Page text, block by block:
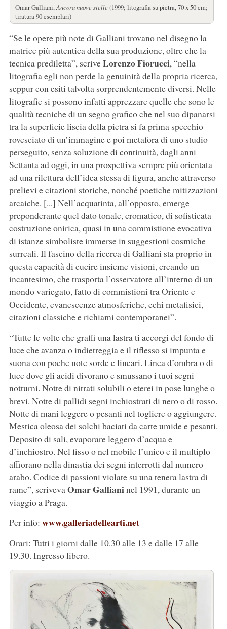
Omar Galliani,Ancora nuove stelle (1999; litografia su pietra, 70 x 50 cm;
tiratura 90 esemplari)
“Se le opere più note di Galliani trovano nel disegno la
matrice più autentica della sua produzione, oltre che la
tecnica prediletta”, scriveLorenzo Fiorucci, “nella
litografia egli non perde la genuinità della propria ricerca,
seppur con esiti talvolta sorprendentemente diversi. Nelle
litografie si possono infatti apprezzare quelle che sono le
qualità tecniche di un segno grafico che nel suo dipanarsi
tra la superficie liscia della pietra si fa prima specchio
rovesciato di un’immagine e poi metafora di uno studio
perseguito, senza soluzione di continuità, dagli anni
Settanta ad oggi, in una prospettiva sempre più orientata
ad una rilettura dell’idea stessa di figura, anche attraverso
prelievi e citazioni storiche, nonché poetiche mitizzazioni
arcaiche. [...] Nell’acquatinta, all’opposto, emerge
preponderante quel dato tonale, cromatico, di sofisticata
costruzione onirica, quasi in una commistione evocativa
di istanze simboliste immerse in suggestioni cosmiche
surreali. Il fascino della ricerca di Galliani sta proprio in
questa capacità di cucire insieme visioni, creando un
incantesimo, che trasporta l’osservatore all’interno di un
mondo variegato, fatto di commistioni tra Oriente e
Occidente, evanescenze atmosferiche, echi metafisici,
citazioni classiche e richiami contemporanei”.
“Tutte le volte che graffi una lastra ti accorgi del fondo di
luce che avanza o indietreggia e il riflesso si impunta e
suona con poche note sorde e lineari. Linea d’ombra o di
luce dove gli acidi divorano e smussano i tuoi segni
notturni. Notte di nitrati solubili o eterei in pose lunghe o
brevi. Notte di pallidi segni inchiostrati di nero o di rosso.
Notte di mani leggere o pesanti nel togliere o aggiungere.
Mestica oleosa dei solchi baciati da carte umide e pesanti.
Deposito di sali, evaporare leggero d’acqua e
d’inchiostro. Nel fisso o nel mobile l’unico e il multiplo
affiorano nella dinastia dei segni interrotti dal numero
arabo. Codice di passioni violate su una tenera lastra di
rame”, scrivevaOmar Gallianinel 1991, durante un
viaggio a Praga.
Per info: www.galleriadellearti.net
Orari: Tutti i giorni dalle 10.30 alle 13 e dalle 17 alle
19.30. Ingresso libero.